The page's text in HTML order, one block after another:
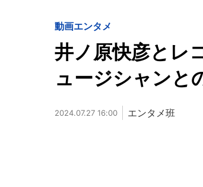
動画エンタメ
井ノ原快彦とレ
ュージシャンと
2024.07.27 16:00 エンタメ班